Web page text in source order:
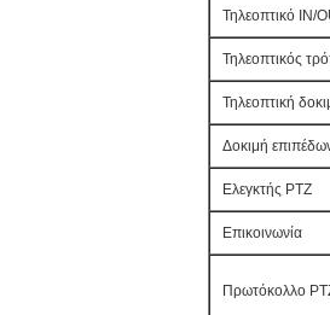
Τηλεοπτικό IN/
Τηλεοπτικός
Τηλεοπτική
Δοκιμή
Ελεγκτής PTZ
Επικοινωνία
Πρωτόκολλο